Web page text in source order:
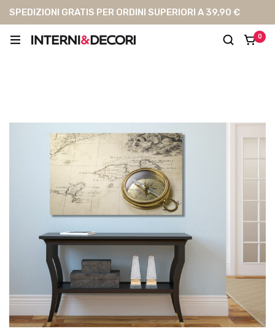
SPEDIZIONI GRATIS PER ORDINI SUPERIORI A 39,90 €
0